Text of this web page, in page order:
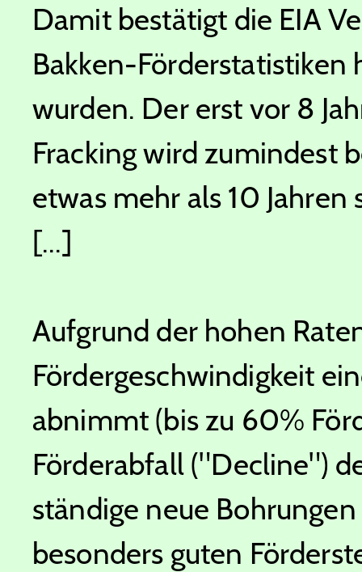
Damit bestätigt die EIA
Bakken-Förderstatistiken
wurden. Der erst vor 8
Fracking wird zumindest
etwas mehr als 10
[...]
Aufgrund der hohen
Fördergeschwindigkeit
abnimmt (bis zu 60%
Förderabfall ("Decline")
ständige neue
besonders guten